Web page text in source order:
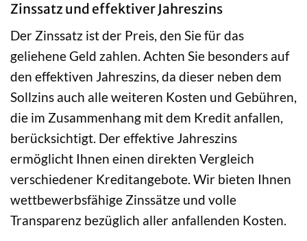
Zinssatz und effektiver Jahreszins
Der Zinssatz ist der Preis, den Sie für das
geliehene Geld zahlen. Achten Sie besonders auf
den effektiven Jahreszins, da dieser neben dem
Sollzins auch alle weiteren Kosten und Gebühren,
die im Zusammenhang mit dem Kredit anfallen,
berücksichtigt. Der effektive Jahreszins
ermöglicht Ihnen einen direkten Vergleich
verschiedener Kreditangebote. Wir bieten Ihnen
wettbewerbsfähige Zinssätze und volle
Transparenz bezüglich aller anfallenden Kosten.